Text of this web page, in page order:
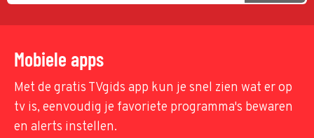
Mobiele apps
Met de gratis TVgids app kun je snel zien wat er op
tv is, eenvoudig je favoriete programma's bewaren
en alerts instellen.